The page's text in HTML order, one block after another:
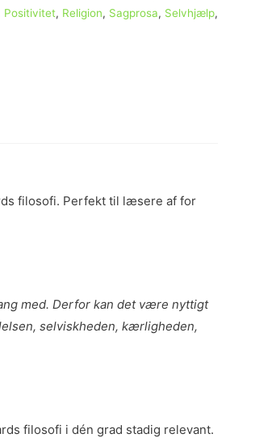
Positivitet, Religion, Sagprosa, Selvhjælp,
filosofi. Perfekt til læsere af for
med. Derfor kan det være nyttigt
selviskheden, kærligheden,
filosofi i dén grad stadig relevant.